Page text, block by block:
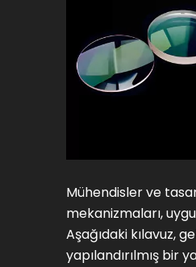
Mühendisler ve
mekanizmaları,
Aşağıdaki kılavuz,
yapılandırılmış bir